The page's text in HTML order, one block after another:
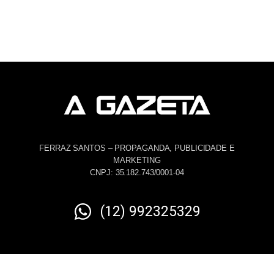
FERRAZ SANTOS – PROPAGANDA, PUBLICIDADE E
MARKETING
CNPJ: 35.182.743/0001-04
(12) 992325329